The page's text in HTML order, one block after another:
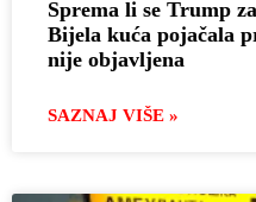
Sprema li se Trump
Bijela kuća pojačala
nije objavljena
SAZNAJ VIŠE »